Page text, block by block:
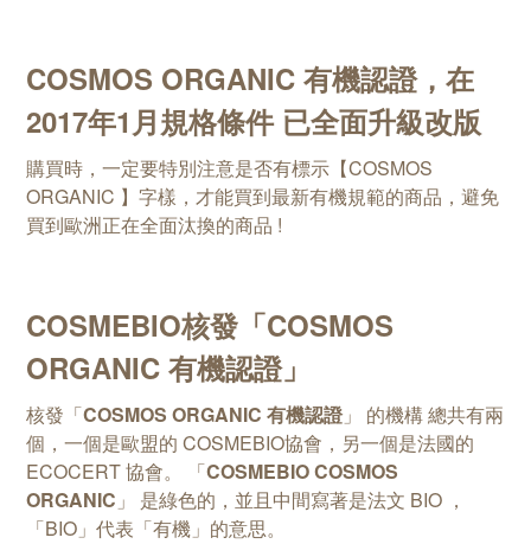
COSMOS ORGANIC 有機認證，在
2017年1月規格條件 已全面升級改版
購買時，一定要特別注意是否有標示【COSMOS
ORGANIC 】字樣，才能買到最新有機規範的商品，避免
買到歐洲正在全面汰換的商品 !
COSMEBIO核發 「COSMOS
ORGANIC 有機認證」
核發 「COSMOS ORGANIC 有機認證」
的機構 總共有兩
個，一個是歐盟的 COSMEBIO協會，另一個是法國的
ECOCERT 協會。
「COSMEBIO COSMOS
ORGANIC 」
是綠色的，並且中間寫著是法文 BIO ，
「BIO 」 代表 「有機 」 的意思。